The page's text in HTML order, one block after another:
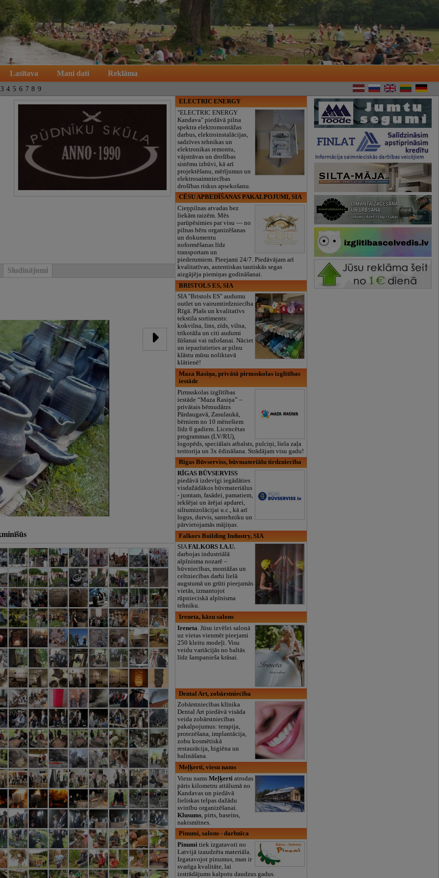
Lasītava Mani dati Reklāma
3 4 5 6 7 8 9
Sludinājumi
ELECTRIC ENERGY
"ELECTRIC ENERGY
Kandava" piedāvā pilna
spektra elektromontāžas
darbus, elektroinstalācijas,
sadzīves tehnikas un
elektronikas remontu,
vājstrāvas un drošības
sistēmu izbūvi, kā arī
projektēšanu, mērījumus un
elektrosaimniecības
drošības riskus apsekošanu.
CĒSU APBEDĪŠANAS PAKALPOJUMI, SIA
Cieņpilnas atvadas bez
liekām raizēm. Mēs
parūpēsimies par visu — no
pilnas bēru organizēšanas
un dokumentu
noformēšanas līdz
transportam un
piederumiem. Pieejami 24/7. Piedāvājam arī
kvalitatīvas, autentiskas tautiskās segas
aizgājēja piemiņas godināšanai.
BRISTOLS ES, SIA
SIA "Bristols ES" audumu
outlet un vairumtirdzniecība
Rīgā. Plašs un kvalitatīvs
tekstila sortiments:
kokvilna, lins, zīds, vilna,
trikotāža un citi audumi
šūšanai vai ražošanai. Nāciet
un iepazīstieties ar pilnu
klāstu mūsu noliktavā
klātienē!
Maza Rasiņa, privātā pirmsskolas izglītības
iestāde
Pirmsskolas izglītības
iestāde “Maza Rasiņa” –
privātais bērnudārzs
Pārdaugavā, Zasulaukā,
bērniem no 10 mēnešiem
līdz 6 gadiem. Licencētas
programmas (LV/RU),
logopēds, speciālais atbalsts, pulciņi, liela zaļa
teritorija un 3x ēdināšana. Strādājam visu gadu!
Rīgas Būvserviss, būvmateriālu tirdzniecība
RĪGAS BŪVSERVISS
piedāvā izdevīgi iegādāties
visdažādākos būvmateriālus
- jumtam, fasādei, pamatiem,
iekšējai un ārējai apdarei,
siltumizolācijai u.c., kā arī
logus, durvis, santehniku un
pārvietojamās mājiņas.
Falkors Building Industry, SIA
SIAFALKORS I.A.U.
darbojas industriālā
alpīnisma nozarē –
būvniecības, montāžas un
celtniecības darbi lielā
augstumā un grūti pieejamās
vietās, izmantojot
rūpnieciskā alpīnisma
tehniku.
Ireneta, kāzu salons
Ireneta . Jūsu izvēlei salonā
uz vietas vienmēr pieejami
250 kleitu modeļi. Visu
veidu variācijās no baltās
līdz šampanieša krāsai.
Dental Art, zobārstniecība
Zobārstniecības klīnika
Dental Art piedāvā visāda
veida zobārstniecības
pakalpojumus: terapija,
protezēšana, implantācija,
zobu kosmētiskā
restaurācija, higiēna un
balināšana.
Meļķerti, viesu nams
Viesu namsMeļķerti atrodas
pāris kilometru attālumā no
Kandavas un piedāvā
lieliskas telpas dažādu
svinību organizēšanai.
Klusums , pirts, baseins,
naktsmītnes.
Pinumi, salons - darbnīca
Pinumi tiek izgatavoti no
Latvijā izaudzēta materiāla.
Izgatavojot pinumus, man ir
svarīga kvalitāte, lai
izstrādājums kalpotu daudzus gadus.